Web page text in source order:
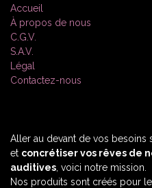
Accueil
À propos de nous
C.G.V.
S.A.V.
Légal
Contactez-nous
Aller au devant de vos besoins
et concrétiser vos rêves de
auditives , voici notre mission.
Nos produits sont créés pour